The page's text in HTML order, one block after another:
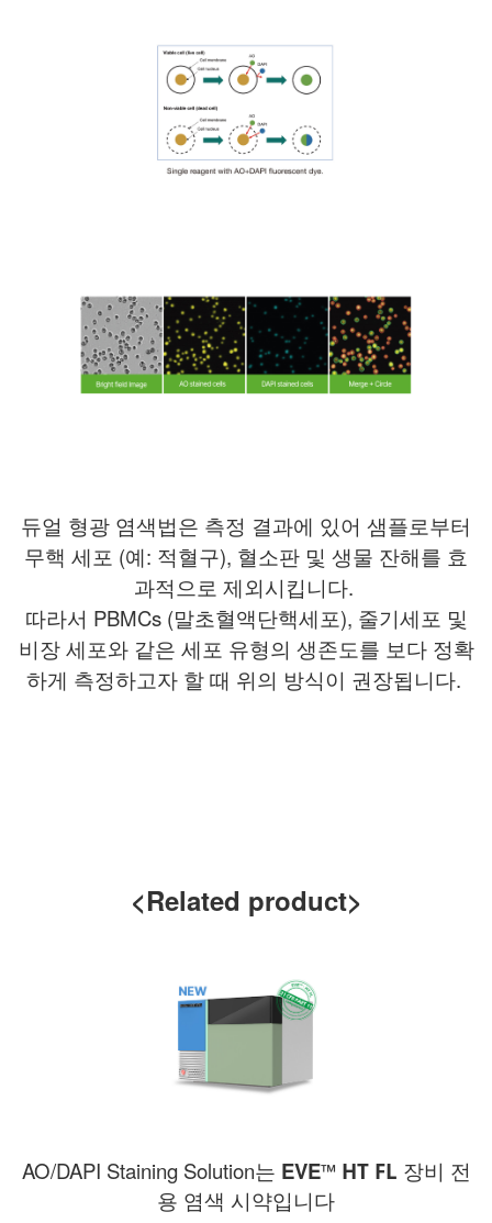
듀얼 형광 염색법은 측정 결과에 있어 샘플로부터
무핵 세포 (예: 적혈구), 혈소판 및 생물 잔해를 효
과적으로 제외시킵니다.
따라서 PBMCs (말초혈액단핵세포), 줄기세포 및
비장 세포와 같은 세포 유형의 생존도를 보다 정확
하게 측정하고자 할 때 위의 방식이 권장됩니다.
<Related product>
AO/DAPI Staining Solution는 EVE™ HT FL 장비 전
용 염색 시약입니다